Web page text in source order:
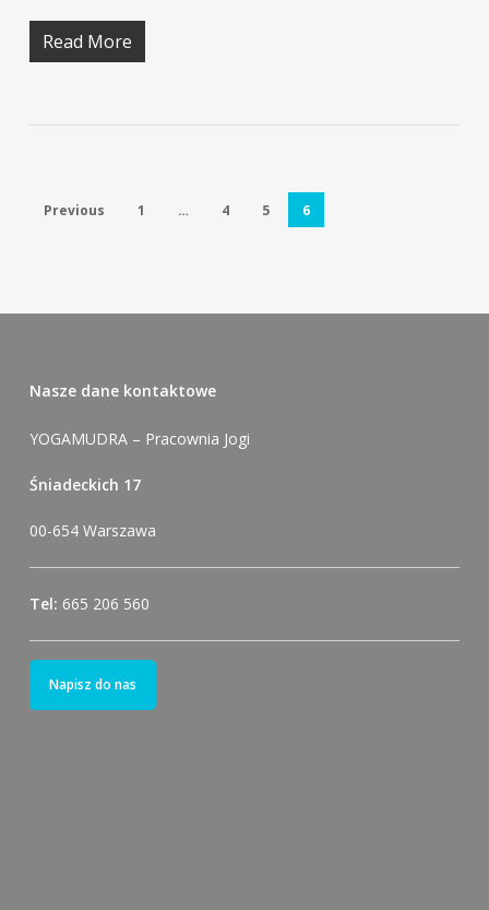
Read More
Previous 1 … 4 5 6
Nasze dane kontaktowe
YOGAMUDRA – Pracownia Jogi
Śniadeckich 17
00-654 Warszawa
Tel: 665 206 560
Napisz do nas